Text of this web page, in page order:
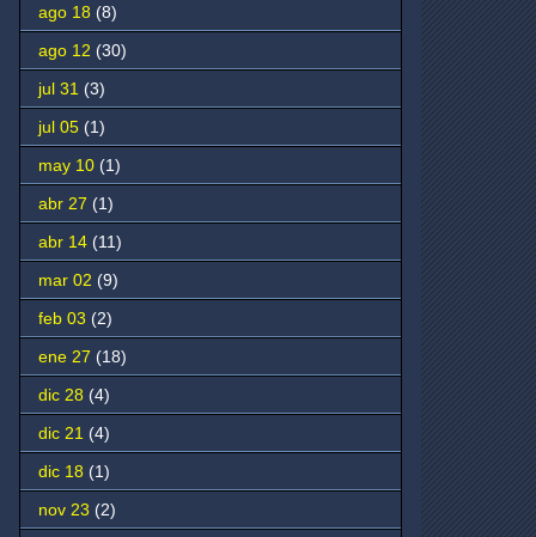
ago 18 (8)
ago 12 (30)
jul 31 (3)
jul 05 (1)
may 10 (1)
abr 27 (1)
abr 14 (11)
mar 02 (9)
feb 03 (2)
ene 27 (18)
dic 28 (4)
dic 21 (4)
dic 18 (1)
nov 23 (2)